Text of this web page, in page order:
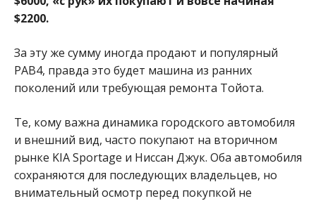
$2200.
За эту же сумму иногда продают и популярный
РАВ4, правда это будет машина из ранних
поколений или требующая ремонта Тойота.
Те, кому важна динамика городского автомобиля
и внешний вид, часто покупают на вторичном
рынке KIA Sportage и Ниссан Джук. Оба автомобиля
сохраняются для последующих владельцев, но
внимательный осмотр перед покупкой не